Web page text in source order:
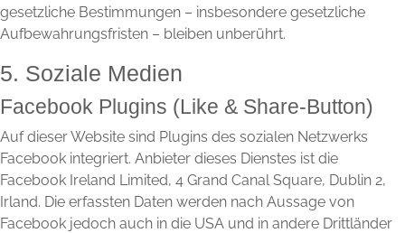
gesetzliche Bestimmungen – insbesondere gesetzliche
Aufbewahrungsfristen – bleiben unberührt.
5. Soziale Medien
Facebook Plugins (Like & Share-Button)
Auf dieser Website sind Plugins des sozialen Netzwerks
Facebook integriert. Anbieter dieses Dienstes ist die
Facebook Ireland Limited, 4 Grand Canal Square, Dublin 2,
Irland. Die erfassten Daten werden nach Aussage von
Facebook jedoch auch in die USA und in andere Drittländer